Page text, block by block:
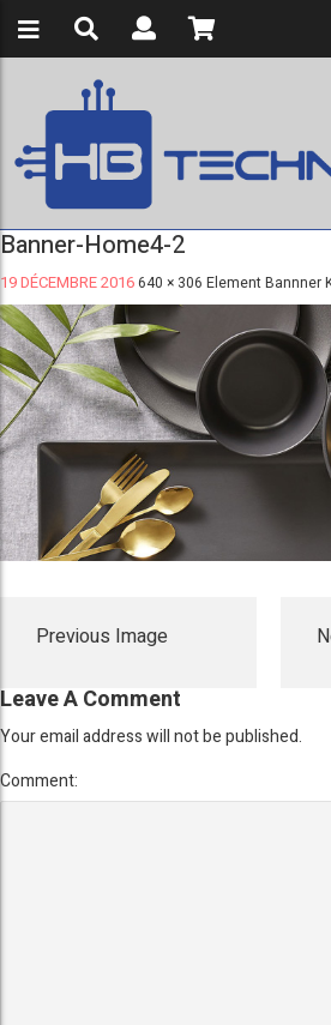
Banner-Home4-2
19 DÉCEMBRE 2016640 × 306 Element Bannner
Previous Image
Leave A Comment
Your email address will not be published.
Comment: